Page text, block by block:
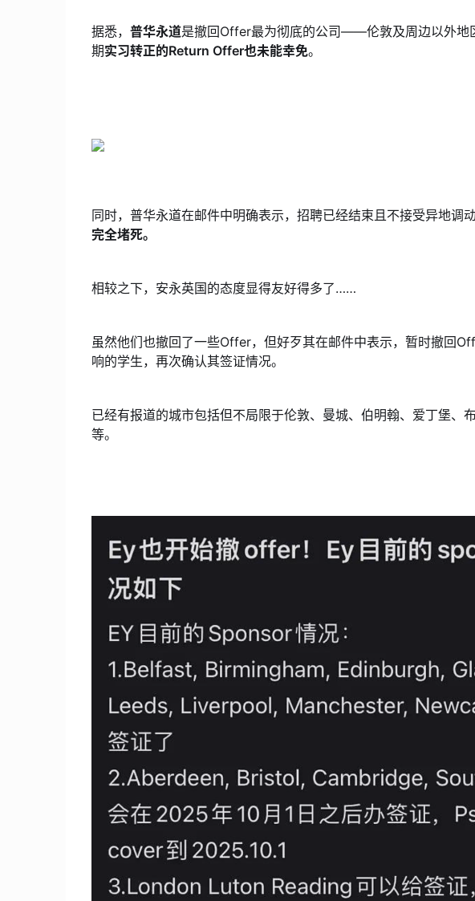
据悉， 普华永道是撤回Offer最为彻底的公司——伦敦及周边以外地
期实习转正的Return Offer也未能幸免。
同时，普华永道在邮件中明确表示，招聘已经结束且不接受异地调
完全堵死。
相较之下，安永英国的态度显得友好得多了……
虽然他们也撤回了一些Offer，但好歹其在邮件中表示，暂时撤回
响的学生，再次确认其签证情况。
已经有报道的城市包括但不局限于伦敦、曼城、伯明翰、爱丁堡、
等。